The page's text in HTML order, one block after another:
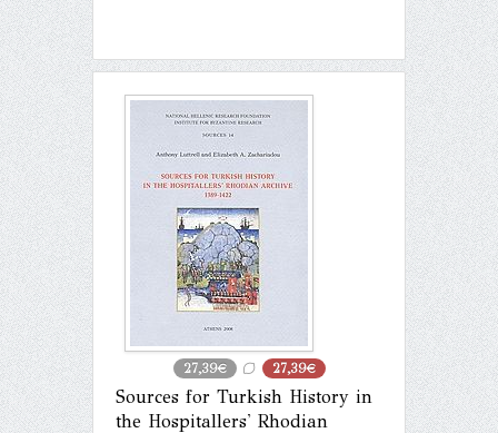
27,39€ 27,39€
Sources for Turkish History in
the Hospitallers' Rhodian